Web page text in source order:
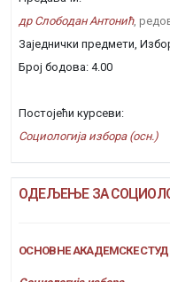
др Слободан Антонић,
Заједнички предмети,
Број бодова: 4.00
Постојећи курсеви:
Социологија избора (осн.)
ОДЕЉЕЊЕ ЗА
ОСНОВНЕ АКАДЕМСКЕ